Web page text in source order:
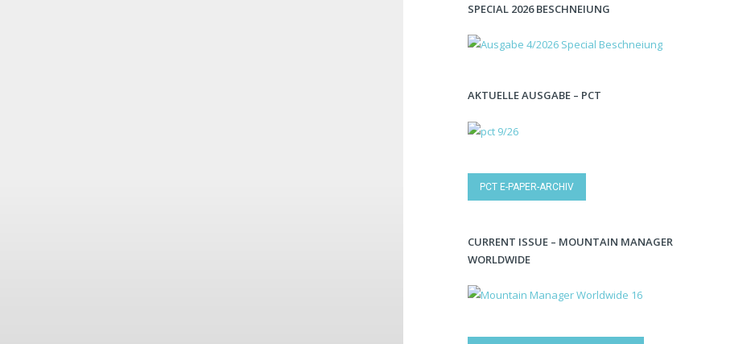
SPECIAL 2026 BESCHNEIUNG
AKTUELLE AUSGABE – PCT
PCT E-PAPER-ARCHIV
CURRENT ISSUE – MOUNTAIN MANAGER
WORLDWIDE